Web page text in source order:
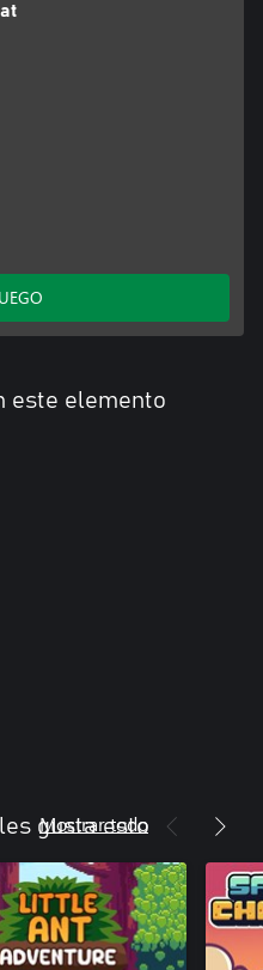
este elemento
gusta esto
Mostrar todo